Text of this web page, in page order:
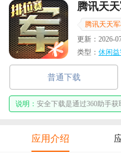
腾讯天
腾讯天天
更新： 2026-
类型： 休闲
普通下载
说明： 安全下载是通过360助手获
应用介绍